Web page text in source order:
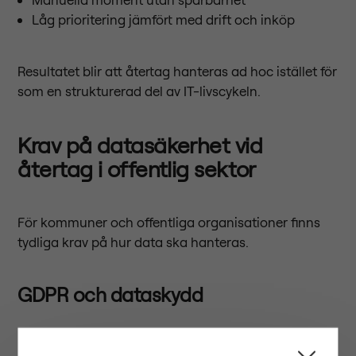
Låg prioritering jämfört med drift och inköp
Resultatet blir att återtag hanteras ad hoc istället för
som en strukturerad del av IT-livscykeln.
Krav på datasäkerhet vid
återtag i offentlig sektor
För kommuner och offentliga organisationer finns
tydliga krav på hur data ska hanteras.
GDPR och dataskydd